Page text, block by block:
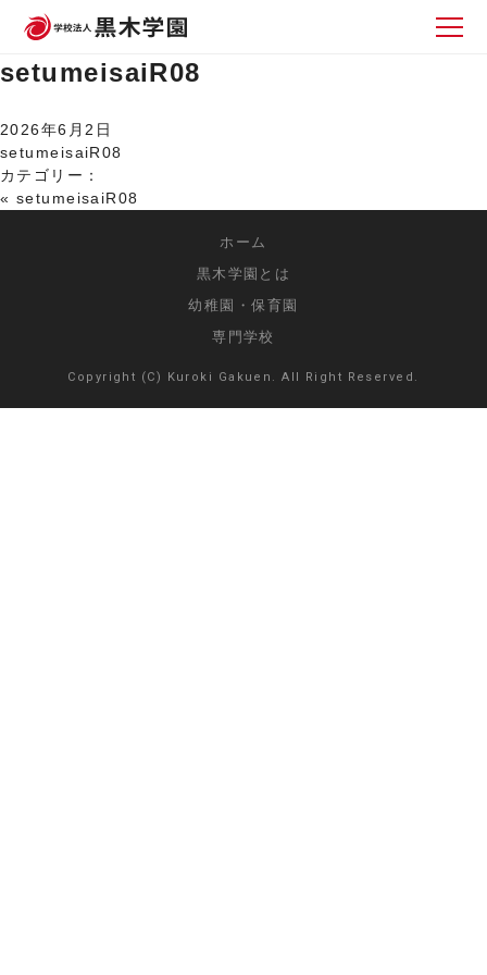
setumeisaiR08
2026年6月2日
setumeisaiR08
カテゴリー：
« setumeisaiR08
ホーム
黒木学園とは
幼稚園・保育園
専門学校
Copyright (C) Kuroki Gakuen. All Right Reserved.